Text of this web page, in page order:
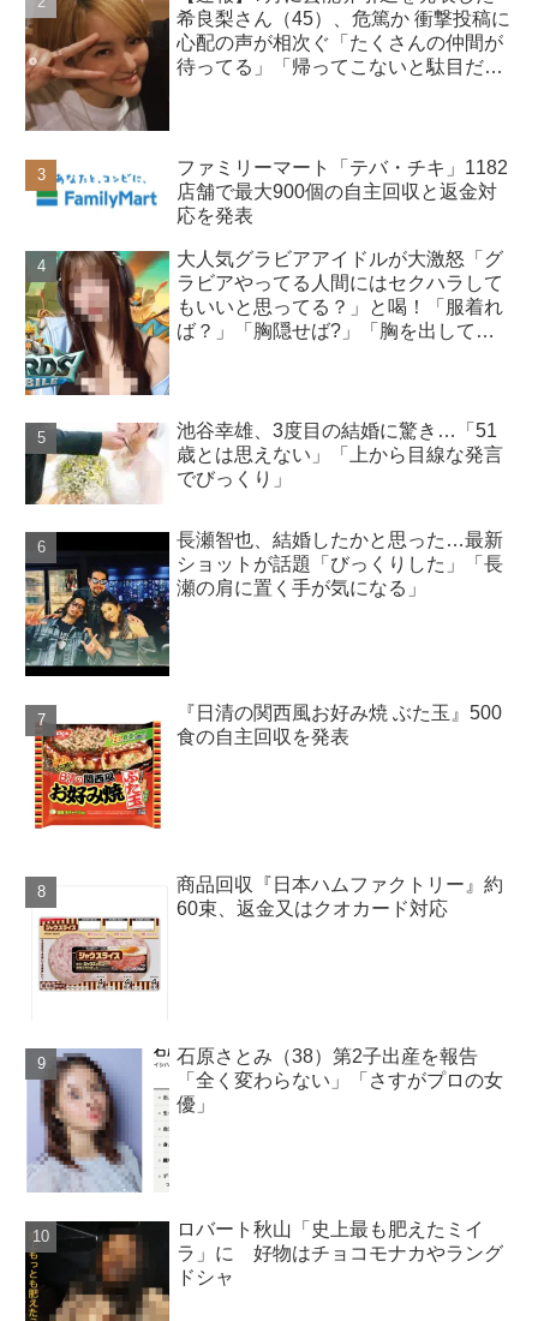
希良梨さん（45）、危篤か 衝撃投稿に
心配の声が相次ぐ「たくさんの仲間が
待ってる」「帰ってこないと駄目だ
ファミリーマート「テバ・チキ」1182
店舗で最大900個の自主回収と返金対
応を発表
大人気グラビアアイドルが大激怒「グ
ラビアやってる人間にはセクハラして
もいいと思ってる？」と喝！「服着れ
ば？」「胸隠せば?」「胸を出してゲ
池谷幸雄、3度目の結婚に驚き…「51
歳とは思えない」「上から目線な発言
でびっくり」
長瀬智也、結婚したかと思った…最新
ショットが話題「びっくりした」「長
瀬の肩に置く手が気になる」
『日清の関西風お好み焼 ぶた玉』500
食の自主回収を発表
商品回収『日本ハムファクトリー』約
60束、返金又はクオカード対応
石原さとみ（38）第2子出産を報告
「全く変わらない」「さすがプロの女
優」
ロバート秋山「史上最も肥えたミイ
ラ」に 好物はチョコモナカやラング
ドシャ